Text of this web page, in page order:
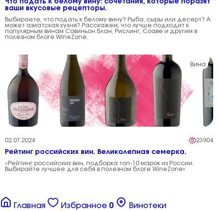
Что подать к белому вину: сочетания, которые поразят
ваши вкусовые рецепторы.
Выбираете, что подать к белому вину? Рыба, сыры или десерт? А
может азиатская кухня? Расскажем, что лучше подходит к
популярным винам Совиньон Блан, Рислинг, Соаве и другим в
полезном блоге WineZone.
Вина
02.07.2024 23904
Рейтинг российских вин. Великолепная семерка.
«Рейтинг российских вин, подборка топ-10 марок из России.
Выбирайте лучшее для себя в полезном блоге WineZone»
Главная Избранное 0
Винотеки